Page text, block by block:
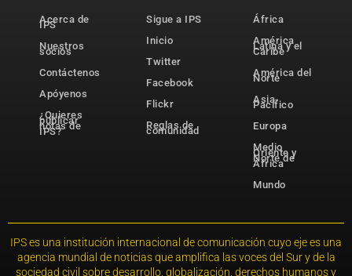
Acerca de
IPS
Nuestros
socios
Contáctenos
Apóyenos
¿Quieres
publicar
notas de
IPS?
Sigue a IPS
Inicio
Twitter
Facebook
Flickr
Reglas de
comunidad
África
América
Latina y el
Caribe
América del
Norte
Asia-
Pacífico
Europa
Medio
Oriente y
Norte de
África
Mundo
IPS es una institución internacional de comunicación cuyo eje es una
agencia mundial de noticias que amplifica las voces del Sur y de la
sociedad civil sobre desarrollo, globalización, derechos humanos y